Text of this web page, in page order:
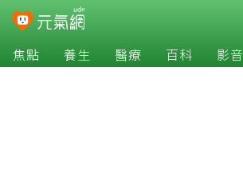
焦點 養生 醫療 百科 影音